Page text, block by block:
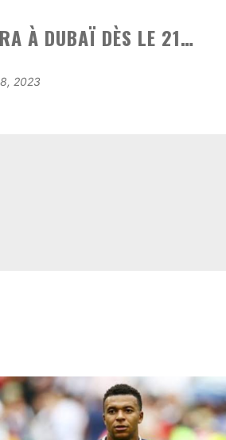
À DUBAÏ DÈS LE 21…
2023